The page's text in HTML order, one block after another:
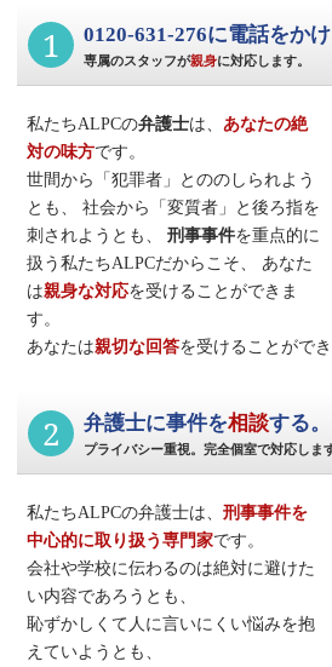
1 0120-631-276に電話をかけ
専属のスタッフが親身に対応します。
私たちALPCの弁護士は、 あなたの絶
対の味方です。
世間から「犯罪者」とののしられよう
とも、
社会から「変質者」と後ろ指を
刺されようとも、
刑事事件を重点的に
扱う私たちALPCだからこそ、
あなた
は親身な対応を受けることができま
す。
あなたは親切な回答を受けることができ
2 弁護士に事件を相談する。
プライバシー重視。完全個室で対応しま
私たちALPCの弁護士は、刑事事件を
中心的に取り扱う専門家です。
会社や学校に伝わるのは絶対に避けた
い内容であろうとも、
恥ずかしくて人に言いにくい悩みを抱
えていようとも、